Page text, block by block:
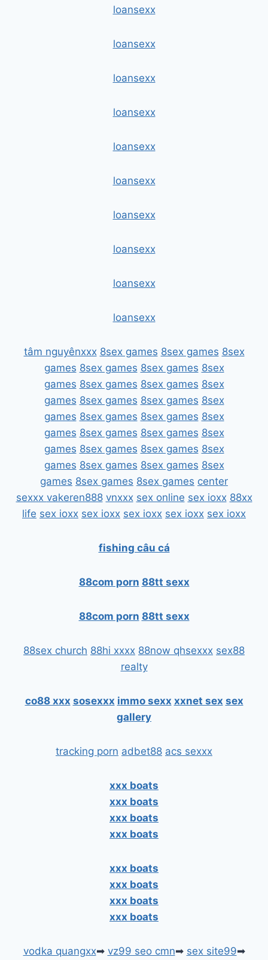
loansexx
loansexx
loansexx
loansexx
loansexx
loansexx
loansexx
loansexx
loansexx
loansexx
tâm nguyênxxx 8sex games 8sex games 8sex
games 8sex games 8sex games 8sex
games 8sex games 8sex games 8sex
games 8sex games 8sex games 8sex
games 8sex games 8sex games 8sex
games 8sex games 8sex games 8sex
games 8sex games 8sex games 8sex
games 8sex games 8sex games 8sex
games 8sex games 8sex games center
sexxx vakeren888 vnxxx sex online sex ioxx 88xx
life sex ioxx sex ioxx sex ioxx sex ioxx sex ioxx
fishing câu cá
88com porn 88tt sexx
88com porn 88tt sexx
88sex church 88hi xxxx 88now qhsexxx sex88
realty
co88 xxx sosexxx immo sexx xxnet sex sex
gallery
tracking porn adbet88 acs sexxx
xxx boats
xxx boats
xxx boats
xxx boats
xxx boats
xxx boats
xxx boats
xxx boats
vodka quangxx➡ vz99 seo cmn➡ sex site99➡